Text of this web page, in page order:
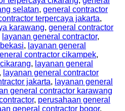
selatan, general contractor
terpercaya jakarta,
karawang, general contractor
layanan general contractor,
, layanan general
contractor cikampek,
, layanan general
, layanan general contractor
jakarta, layanan general
general contractor karawang
, perusahaan general
general contractor bogor,